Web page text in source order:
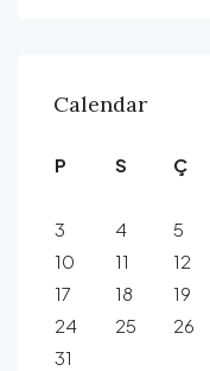
Calendar
P S Ç
3
4 5
10
11 12
17
18 19
24
25 26
31